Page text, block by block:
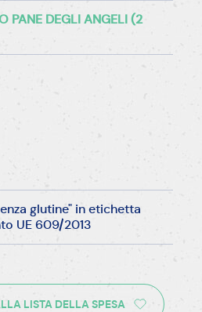
PANE DEGLI ANGELI (2
glutine" in etichetta
UE 609/2013
LISTA DELLA SPESA